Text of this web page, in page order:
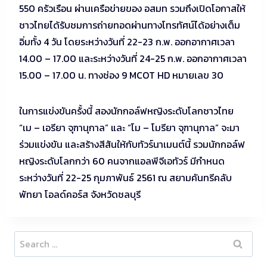
550 ครัวเรือน ผ่านเครือข่ายของ อสมท รวมถึงเปิดโอกาสให้
ชาวไทยได้รับชมการถ่ายทอดผ่านทางโทรทัศน์ได้อย่างเต็ม
อิ่มทั้ง 4 วัน โดยระหว่างวันที่ 22-23 ก.พ. ออกอากาศเวลา
14.00 – 17.00 และระหว่างวันที่ 24-25 ก.พ. ออกอากาศเวลา
15.00 – 17.00 น. ทางช่อง 9 MCOT HD หมายเลข 30
ในการแข่งขันครั้งนี้ สองนักกอล์ฟหญิงระดับโลกชาวไทย
“เม – เอรียา จุฑานุกาล” และ “โม – โมรียา จุฑานุกาล” จะมา
ร่วมแข่งขัน และสร้างสีสันให้กับทัวร์นาเมนต์นี้ รวมนักกอล์ฟ
หญิงระดับโลกกว่า 60 คนจากแอลพีจีเอทัวร์ มีกำหนด
ระหว่างวันที่ 22-25 กุมภาพันธ์ 2561 ณ สยามคันทรีคลับ
พัทยา โอลด์คอร์ส จังหวัดชลบุรี
Search
for: